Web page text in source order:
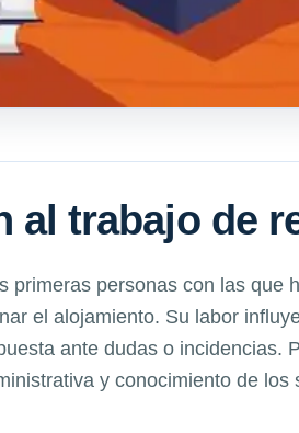
al trabajo de
primeras personas con las que
el alojamiento. Su labor
ante dudas o incidencias.
y conocimiento de los